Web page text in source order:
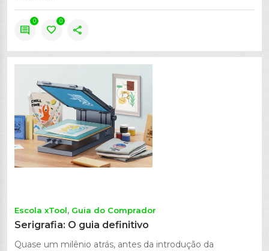
comment
0
favorite
0
share
Escola xTool Guia do Comprador
Serigrafia: O guia definitivo
Quase um milênio atrás, antes da introdução da